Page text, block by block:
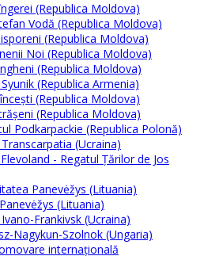
(Republica Moldova)
Vodă (Republica Moldova)
(Republica Moldova)
Noi (Republica Moldova)
(Republica Moldova)
(Republica Armenia)
(Republica Moldova)
(Republica Moldova)
Podkarpackie (Republica Polonă)
(Ucraina)
- Regatul Ţărilor de Jos
Panevėžys (Lituania)
(Lituania)
Frankivsk (Ucraina)
Nagykun-Szolnok (Ungaria)
internaţională